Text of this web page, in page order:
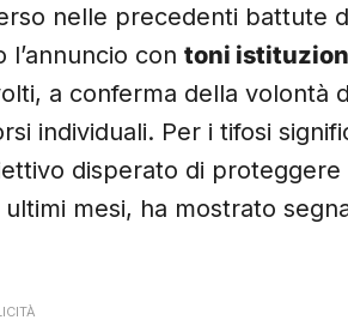
nelle precedenti battute
con toni
a conferma della volontà
individuali. Per i tifosi
disperato di proteggere
mesi, ha mostrato